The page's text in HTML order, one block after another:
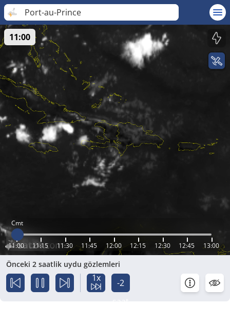
Port-au-Prince
Cmt
11:00 11:15 11:30 11:45 12:00 12:15 12:30 12:45 13:00
11:00
Önceki 2 saatlik uydu gözlemleri
1x
-2